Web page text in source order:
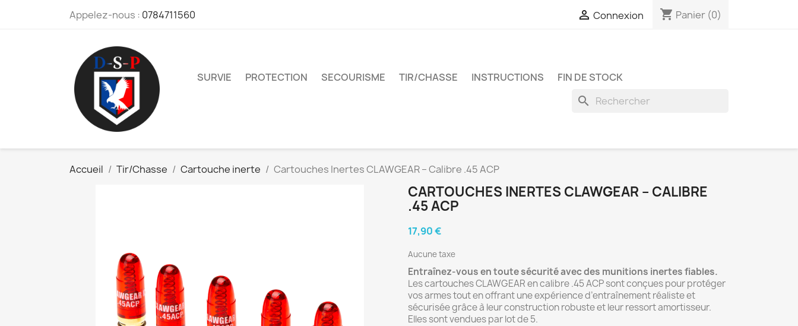
Appelez-nous : 0784711560  Connexion shopping_cart Panier (0)
SURVIE PROTECTION SECOURISME TIR/CHASSE INSTRUCTIONS FIN DE STOCK
search
Accueil Tir/Chasse Cartouche inerte Cartouches Inertes CLAWGEAR – Calibre .45 ACP
CARTOUCHES INERTES CLAWGEAR – CALIBRE
.45 ACP
17,90 €
Aucune taxe
Entraînez-vous en toute sécurité avec des munitions inertes fiables.
Les cartouches CLAWGEAR en calibre .45 ACP sont conçues pour protéger
vos armes tout en offrant une expérience d’entraînement réaliste et
sécurisée grâce à leur construction robuste et leur ressort amortisseur.
Elles sont vendues par lot de 5.